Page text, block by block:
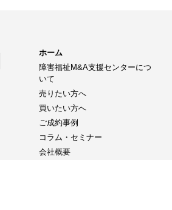
ホーム
障害福祉M&A支援センターにつ
いて
売りたい方へ
買いたい方へ
ご成約事例
コラム・セミナー
会社概要